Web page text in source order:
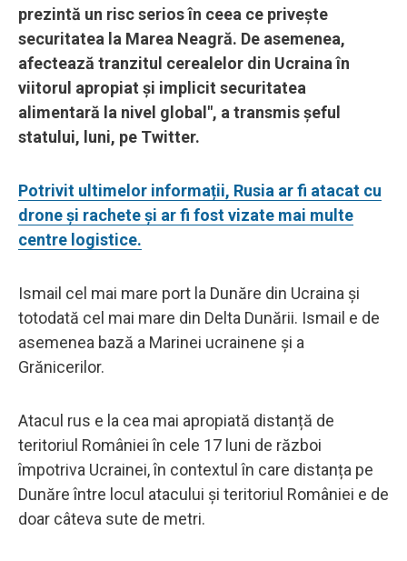
prezintă un risc serios în ceea ce priveşte
securitatea la Marea Neagră. De asemenea,
afectează tranzitul cerealelor din Ucraina în
viitorul apropiat şi implicit securitatea
alimentară la nivel global", a transmis şeful
statului, luni, pe Twitter.
Potrivit ultimelor informații, Rusia ar fi atacat cu
drone și rachete și ar fi fost vizate mai multe
centre logistice.
Ismail cel mai mare port la Dunăre din Ucraina și
totodată cel mai mare din Delta Dunării. Ismail e de
asemenea bază a Marinei ucrainene și a
Grănicerilor.
Atacul rus e la cea mai apropiată distanță de
teritoriul României în cele 17 luni de război
împotriva Ucrainei, în contextul în care distanța pe
Dunăre între locul atacului și teritoriul României e de
doar câteva sute de metri.